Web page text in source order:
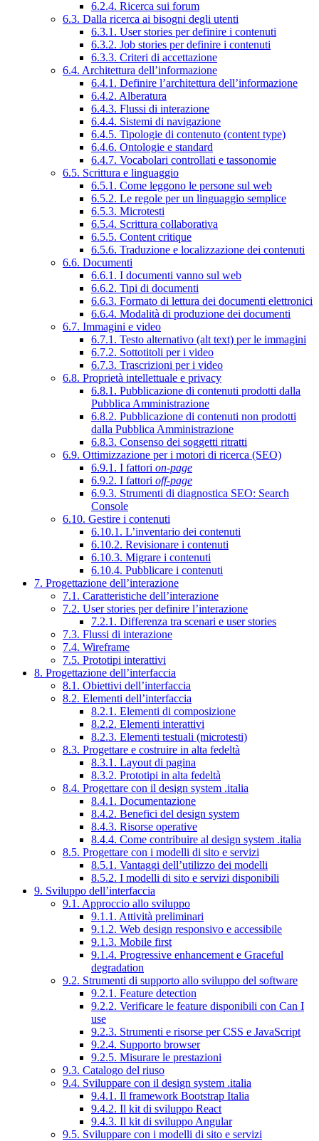
6.2.4. Ricerca sui forum
6.3. Dalla ricerca ai bisogni degli utenti
6.3.1. User stories per definire i contenuti
6.3.2. Job stories per definire i contenuti
6.3.3. Criteri di accettazione
6.4. Architettura dell’informazione
6.4.1. Definire l’architettura dell’informazione
6.4.2. Alberatura
6.4.3. Flussi di interazione
6.4.4. Sistemi di navigazione
6.4.5. Tipologie di contenuto (content type)
6.4.6. Ontologie e standard
6.4.7. Vocabolari controllati e tassonomie
6.5. Scrittura e linguaggio
6.5.1. Come leggono le persone sul web
6.5.2. Le regole per un linguaggio semplice
6.5.3. Microtesti
6.5.4. Scrittura collaborativa
6.5.5. Content critique
6.5.6. Traduzione e localizzazione dei contenuti
6.6. Documenti
6.6.1. I documenti vanno sul web
6.6.2. Tipi di documenti
6.6.3. Formato di lettura dei documenti elettronici
6.6.4. Modalità di produzione dei documenti
6.7. Immagini e video
6.7.1. Testo alternativo (alt text) per le immagini
6.7.2. Sottotitoli per i video
6.7.3. Trascrizioni per i video
6.8. Proprietà intellettuale e privacy
6.8.1. Pubblicazione di contenuti prodotti dalla
Pubblica Amministrazione
6.8.2. Pubblicazione di contenuti non prodotti
dalla Pubblica Amministrazione
6.8.3. Consenso dei soggetti ritratti
6.9. Ottimizzazione per i motori di ricerca (SEO)
6.9.1. I fattori on-page
6.9.2. I fattori off-page
6.9.3. Strumenti di diagnostica SEO: Search
Console
6.10. Gestire i contenuti
6.10.1. L’inventario dei contenuti
6.10.2. Revisionare i contenuti
6.10.3. Migrare i contenuti
6.10.4. Pubblicare i contenuti
7. Progettazione dell’interazione
7.1. Caratteristiche dell’interazione
7.2. User stories per definire l’interazione
7.2.1. Differenza tra scenari e user stories
7.3. Flussi di interazione
7.4. Wireframe
7.5. Prototipi interattivi
8. Progettazione dell’interfaccia
8.1. Obiettivi dell’interfaccia
8.2. Elementi dell’interfaccia
8.2.1. Elementi di composizione
8.2.2. Elementi interattivi
8.2.3. Elementi testuali (microtesti)
8.3. Progettare e costruire in alta fedeltà
8.3.1. Layout di pagina
8.3.2. Prototipi in alta fedeltà
8.4. Progettare con il design system .italia
8.4.1. Documentazione
8.4.2. Benefici del design system
8.4.3. Risorse operative
8.4.4. Come contribuire al design system .italia
8.5. Progettare con i modelli di sito e servizi
8.5.1. Vantaggi dell’utilizzo dei modelli
8.5.2. I modelli di sito e servizi disponibili
9. Sviluppo dell’interfaccia
9.1. Approccio allo sviluppo
9.1.1. Attività preliminari
9.1.2. Web design responsivo e accessibile
9.1.3. Mobile first
9.1.4. Progressive enhancement e Graceful
degradation
9.2. Strumenti di supporto allo sviluppo del software
9.2.1. Feature detection
9.2.2. Verificare le feature disponibili con Can I
use
9.2.3. Strumenti e risorse per CSS e JavaScript
9.2.4. Supporto browser
9.2.5. Misurare le prestazioni
9.3. Catalogo del riuso
9.4. Sviluppare con il design system .italia
9.4.1. Il framework Bootstrap Italia
9.4.2. Il kit di sviluppo React
9.4.3. Il kit di sviluppo Angular
9.5. Sviluppare con i modelli di sito e servizi